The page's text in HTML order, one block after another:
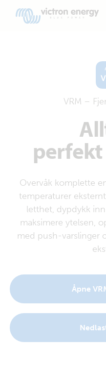
VRM –
Overvåk komplette
temperaturer
letthet, dypdykk
maksimere ytelsen,
med push-varslinger
Åpne